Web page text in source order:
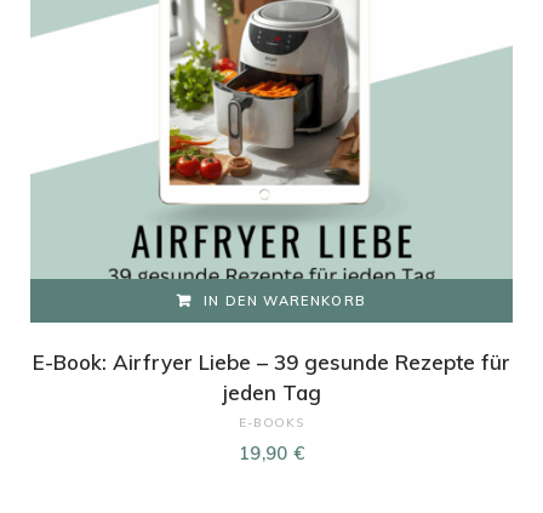
IN DEN WARENKORB
E-Book: Airfryer Liebe – 39 gesunde Rezepte für
jeden Tag
E-BOOKS
19,90 €